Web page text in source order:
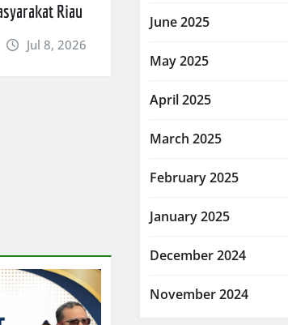
Riau
Jul 8, 2026
June 2025
May 2025
April 2025
March 2025
February 2025
January 2025
December 2024
November 2024